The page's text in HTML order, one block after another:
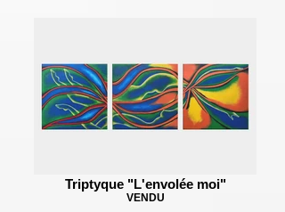
Triptyque "L'envolée moi"
VENDU